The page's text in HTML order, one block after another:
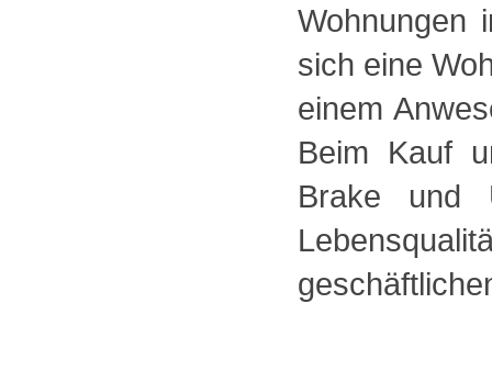
Wohnungen
sich eine
einem
Beim Kauf
Brake und